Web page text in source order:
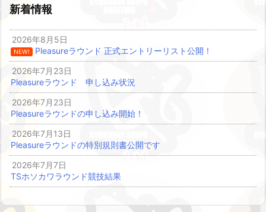
新着情報
2026年8月5日
NEW!
Pleasureラウンド 正式エントリーリスト公開！
2026年7月23日
Pleasureラウンド 申し込み状況
2026年7月23日
Pleasureラウンドの申し込み開始！
2026年7月13日
Pleasureラウンドの特別規則書公開です
2026年7月7日
TSホソカワラウンド競技結果